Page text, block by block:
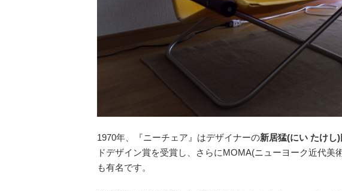
1970年、『ニーチェア』はデザイナーの新居猛(にい たけし)
ドデザイン賞を受賞し、さらにMOMA(ニューヨーク近代美
も有名です。